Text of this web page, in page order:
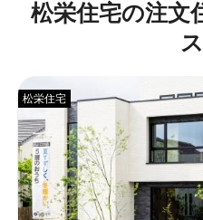
松栄住宅の注文
ス
松栄住宅